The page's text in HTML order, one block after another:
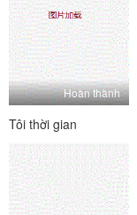
Hoàn thành
Tôi thời gian